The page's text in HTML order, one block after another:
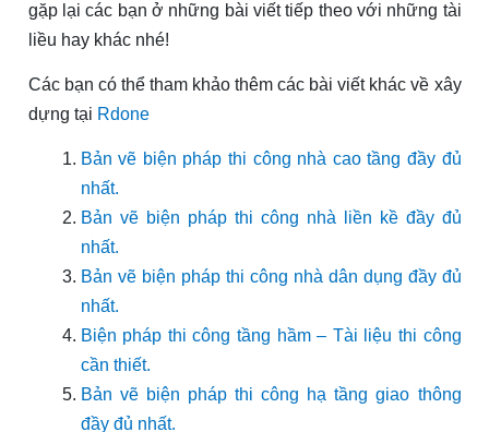
gặp lại các bạn ở những bài viết tiếp theo với những tài
liều hay khác nhé!
Các bạn có thể tham khảo thêm các bài viết khác về xây
dựng tại Rdone
Bản vẽ biện pháp thi công nhà cao tầng đầy đủ
nhất.
Bản vẽ biện pháp thi công nhà liền kề đầy đủ
nhất.
Bản vẽ biện pháp thi công nhà dân dụng đầy đủ
nhất.
Biện pháp thi công tầng hầm – Tài liệu thi công
cần thiết.
Bản vẽ biện pháp thi công hạ tầng giao thông
đầy đủ nhất.